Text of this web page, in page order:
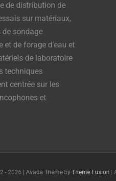
de distribution de
sur matériaux,
de sondage
et de forage d’eau et
de laboratoire
techniques
centrée sur les
et
- 2026 | Avada Theme by Theme Fusion |